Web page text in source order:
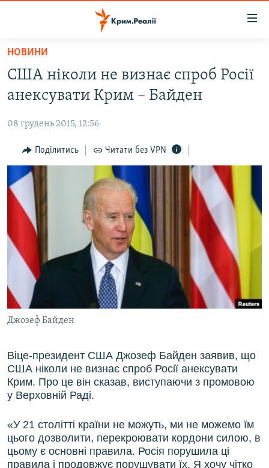
Перейти
основного
матеріалу
до
навігації
Перейти
до
пошуку
ВІДЕО ТА ФОТО
ПОЛІТИКА
БЛОГИ
ПОГЛЯД
ІНТЕРВ'Ю
ВСЕ ЗА ДЕНЬ
СПЕЦПРОЕКТИ
ДЕПОРТАЦІЯ
ВІДЕОУРОКИ «ELIFBE»
СВІДЧЕННЯ ОКУПАЦІЇ
УКРАЇНСЬКА ПРОБЛЕМА КРИМУ
ЯК ОБІЙТИ БЛОКУВАННЯ
Русский
Qırımtatar
Усі сайти RFE/RL
НОВИНИ
США ніколи не визнає спроб Росії
анексувати Крим – Байден
08 грудень 2015, 12:56
Поділитись Читати без VPN
Джозеф Байден
Віце-президент США Джозеф Байден заявив, що
США ніколи не визнає спроб Росії анексувати
Крим. Про це він сказав, виступаючи з промовою
у Верховній Раді.
«У 21 столітті країни не можуть, ми не можемо їм
цього дозволити, перекроювати кордони силою, в
цьому є основні правила. Росія порушила ці
правила і продовжує порушувати їх. Я хочу чітко